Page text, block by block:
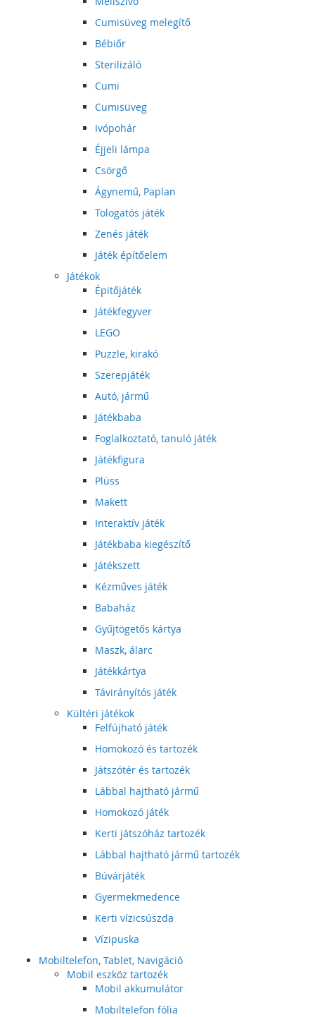
Cumisüveg melegítő
Bébiőr
Sterilizáló
Cumi
Cumisüveg
Ivópohár
Éjjeli lámpa
Csörgő
Ágynemű, Paplan
Tologatós játék
Zenés játék
Játék építőelem
Játékok
Épitőjáték
Játékfegyver
LEGO
Puzzle, kirakó
Szerepjáték
Autó, jármű
Játékbaba
Foglalkoztató, tanuló játék
Játékfigura
Plüss
Makett
Interaktív játék
Játékbaba kiegészítő
Játékszett
Kézműves játék
Babaház
Gyűjtögetős kártya
Maszk, álarc
Játékkártya
Távirányítós játék
Kültéri játékok
Felfújható játék
Homokozó és tartozék
Játszótér és tartozék
Lábbal hajtható jármű
Homokozó játék
Kerti játszóház tartozék
Lábbal hajtható jármű tartozék
Búvárjáték
Gyermekmedence
Kerti vízicsúszda
Vízipuska
Mobiltelefon, Tablet, Navigáció
Mobil eszköz tartozék
Mobil akkumulátor
Mobiltelefon fólia